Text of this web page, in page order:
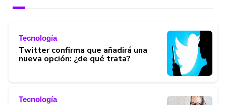
Tecnología
Twitter confirma que añadirá una
nueva opción: ¿de qué trata?
Tecnología